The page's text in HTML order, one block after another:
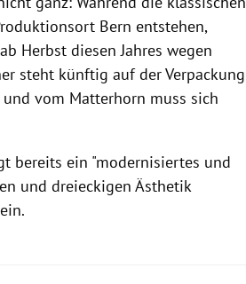
Bern entstehen,
Herbst diesen Jahres wegen
steht künftig auf der Verpackung
vom Matterhorn muss sich
bereits ein "modernisiertes und
und dreieckigen Ästhetik